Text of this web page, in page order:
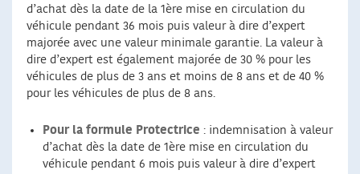
d’achat dès la date de la 1ère mise en circulation du
véhicule pendant 36 mois puis valeur à dire d’expert
majorée avec une valeur minimale garantie. La valeur à
dire d’expert est également majorée de 30 % pour les
véhicules de plus de 3 ans et moins de 8 ans et de 40 %
pour les véhicules de plus de 8 ans.
Pour la formule Protectrice : indemnisation à valeur
d’achat dès la date de 1ère mise en circulation du
véhicule pendant 6 mois puis valeur à dire d’expert